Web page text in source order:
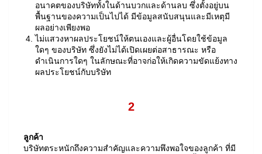
อนาคตของบริษัททั้งในด้านบวกและด้านลบ ซึ่งตั้งอยู่บน
พื้นฐานของความเป็นไปได้ มีข้อมูลสนับสนุนและมีเหตุมี
ผลอย่างเพียงพอ
ไม่แสวงหาผลประโยชน์ให้ตนเองและผู้อื่นโดยใช้ข้อมูล
ใดๆ ของบริษัท ซึ่งยังไม่ได้เปิดเผยต่อสาธารณะ หรือ
ดำเนินการใดๆ ในลักษณะที่อาจก่อให้เกิดความขัดแย้งทาง
ผลประโยชน์กับบริษัท
2
ลูกค้า
บริษัทตระหนักถึงความสำคัญและความพึงพอใจของลูกค้า ที่มี